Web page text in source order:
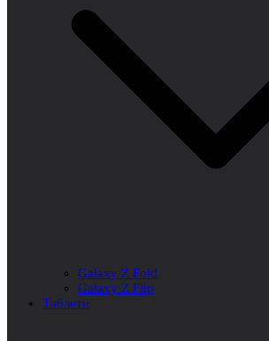
Galaxy Z Fold
Galaxy Z Flip
Таблети